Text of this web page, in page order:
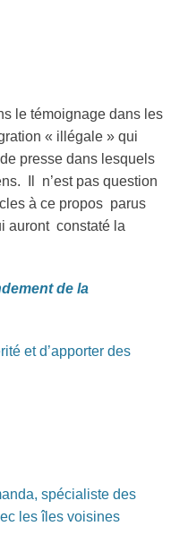
le témoignage dans les
« illégale » qui
presse dans lesquels
Il n’est pas question
à ce propos parus
auront constaté la
de la
et d’apporter des
spécialiste des
les îles voisines